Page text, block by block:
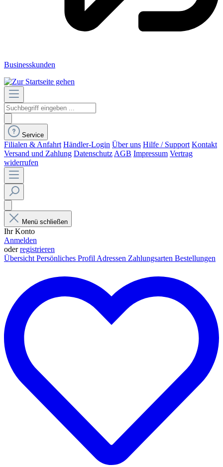
Businesskunden
Service
Filialen & Anfahrt Händler-Login Über uns Hilfe / Support Kontakt
Versand und Zahlung Datenschutz AGB Impressum Vertrag
widerrufen
Menü schließen
Ihr Konto
Anmelden
oderregistrieren
Übersicht Persönliches Profil Adressen Zahlungsarten Bestellungen